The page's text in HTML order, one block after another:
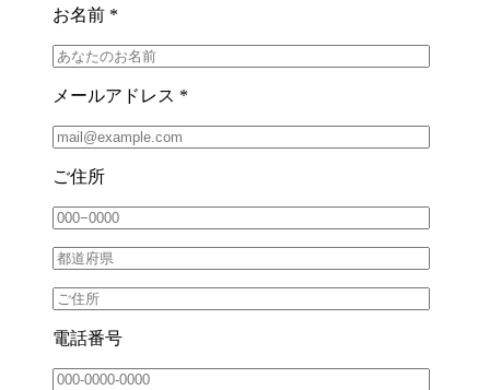
お名前 *
メールアドレス *
ご住所
電話番号